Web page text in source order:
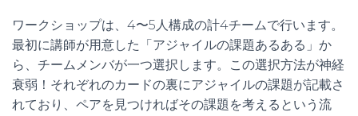
ワークショップは、4〜5人構成の計4チームで行います。
最初に講師が用意した「アジャイルの課題あるある」か
ら、チームメンバが一つ選択します。この選択方法が神経
衰弱！それぞれのカードの裏にアジャイルの課題が記載さ
れており、ペアを見つければその課題を考えるという流